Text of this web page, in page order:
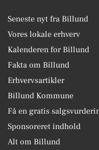
Seneste nyt fra Billund
Vores lokale erhverv
Kalenderen for Billund
Fakta om Billund
Erhvervsartikler
Billund Kommune
Få en gratis
Sponsoreret indhold
Alt om Billund